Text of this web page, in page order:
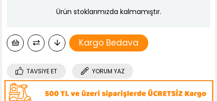
Ürün stoklarımızda kalmamıştır.
Kargo Bedava
TAVSIYE ET YORUM YAZ